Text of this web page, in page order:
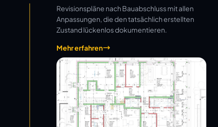
Revisionspläne nach Bauabschluss mit allen
Anpassungen, die den tatsächlich erstellten
Zustand lückenlos dokumentieren.
Mehr erfahren